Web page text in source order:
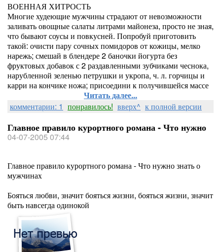
ВОЕННАЯ ХИТРОСТЬ
Многие худеющие мужчины страдают от невозможности
заливать овощные салаты литрами майонеза, просто не зная,
что бывают соусы и повкусней. Попробуй приготовить
такой: очисти пару сочных помидоров от кожицы, мелко
нарежь; смешай в блендере 2 баночки йогурта без
фруктовых добавок с 2 раздавленными зубчиками чеснока,
нарубленной зеленью петрушки и укропа, ч. л. горчицы и
карри на кончике ножа; присоедини к получившейся массе
Читать далее...
комментарии: 1 понравилось! вверх^ к полной версии
Главное правило курортного романа - Что нужно
04-07-2005 07:44
Главное правило курортного романа - Что нужно знать о
мужчинах
Бояться любви, значит бояться жизни, бояться жизни, значит
быть навсегда одинокой